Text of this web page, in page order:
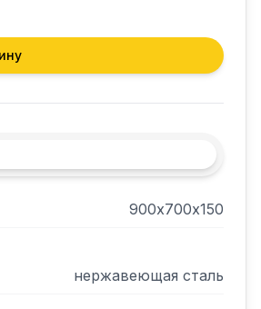
900х700х150
нержавеющая сталь